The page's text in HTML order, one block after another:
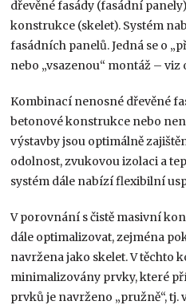
dřevěné fasády (fasádní
konstrukce (skelet). Systém
fasádních panelů. Jedná se o
nebo „vsazenou“ montáž – viz
Kombinací nenosné dřevěné
betonové konstrukce nebo
výstavby jsou optimálně
odolnost, zvukovou izolaci a
systém dále nabízí flexibilní
V porovnání s čistě masivní
dále optimalizovat, zejména
navržena jako skelet. V těchto
minimalizovány prvky, které
prvků je navrženo „pružně“, tj.